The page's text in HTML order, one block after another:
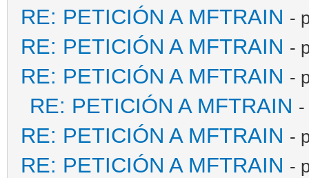
RE: PETICIÓN A MFTRAIN -
RE: PETICIÓN A MFTRAIN -
RE: PETICIÓN A MFTRAIN -
RE: PETICIÓN A MFTRAIN
RE: PETICIÓN A MFTRAIN -
RE: PETICIÓN A MFTRAIN -